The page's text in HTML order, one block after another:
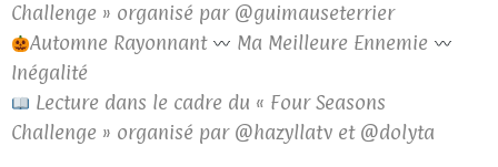
Challenge » organisé par @guimauseterrier
Automne Rayonnant
Ma Meilleure Ennemie
Inégalité
Lecture dans le cadre du « Four Seasons
Challenge » organisé par @hazyllatv et @dolyta